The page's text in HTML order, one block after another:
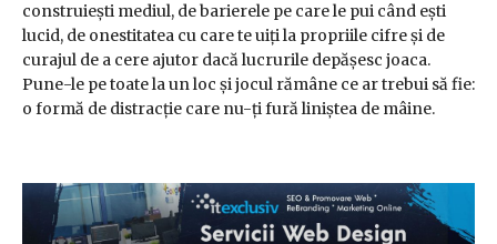
construiești mediul, de barierele pe care le pui când ești
lucid, de onestitatea cu care te uiți la propriile cifre și de
curajul de a cere ajutor dacă lucrurile depășesc joaca.
Pune-le pe toate la un loc și jocul rămâne ce ar trebui să fie:
o formă de distracție care nu-ți fură liniștea de mâine.